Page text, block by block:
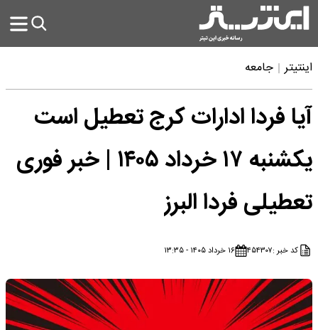
اینتیتر جامعه
آیا فردا ادارات کرج تعطیل است
یکشنبه ۱۷ خرداد ۱۴۰۵ | خبر فوری
تعطیلی فردا البرز
کد خبر :۴۵۴۳۰۷ ۱۶ خرداد ۱۴۰۵ - ۱۳:۳۵